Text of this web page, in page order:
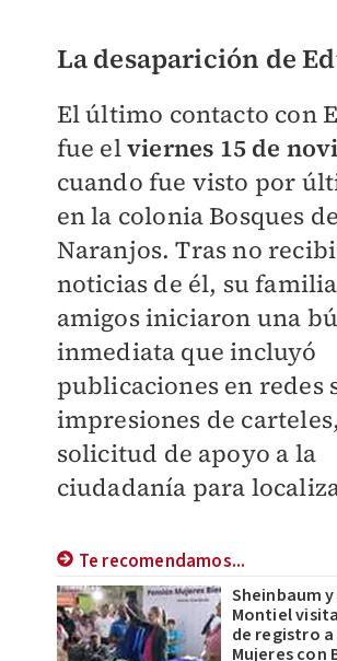
La desaparición de
El último contacto con
fue elviernes 15 de
cuando fue visto por
en la colonia Bosques
Naranjos. Tras no
noticias de él, su
amigos iniciaron una
inmediata que incluyó
publicaciones en redes
impresiones de
solicitud de apoyo a la
ciudadanía para
Te recomendamos...
Sheinbaum
Montiel
de registro a
Mujeres con